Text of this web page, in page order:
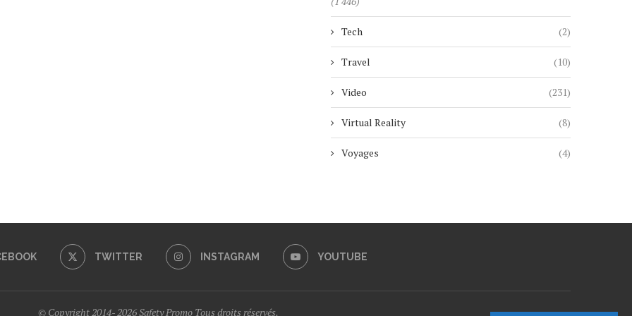
Tech (2)
Travel (10)
Video (231)
Virtual Reality (8)
Voyages (4)
TWITTER INSTAGRAM YOUTUBE
© Copyright 2014- 2026 Safety Promo Tous droits réservés.